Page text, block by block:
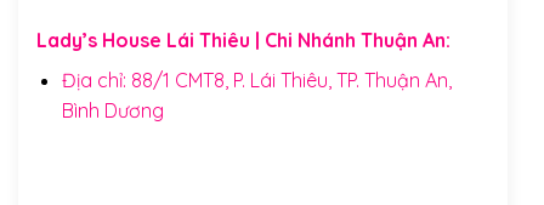
Lady’s House Lái Thiêu | Chi Nhánh Thuận An:
Địa chỉ: 88/1 CMT8, P. Lái Thiêu, TP. Thuận An,
Bình Dương